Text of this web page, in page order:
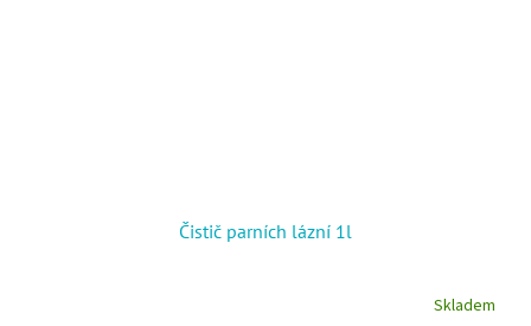
Čistič parních lázní 1l
Skladem